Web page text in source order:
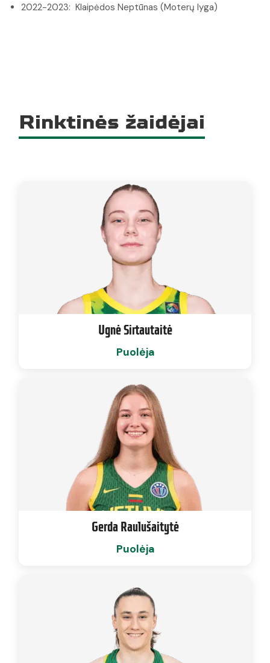
2022-2023: Klaipėdos Neptūnas (Moterų lyga)
Rinktinės žaidėjai
Ugnė Sirtautaitė
Puolėja
Gerda Raulušaitytė
Puolėja